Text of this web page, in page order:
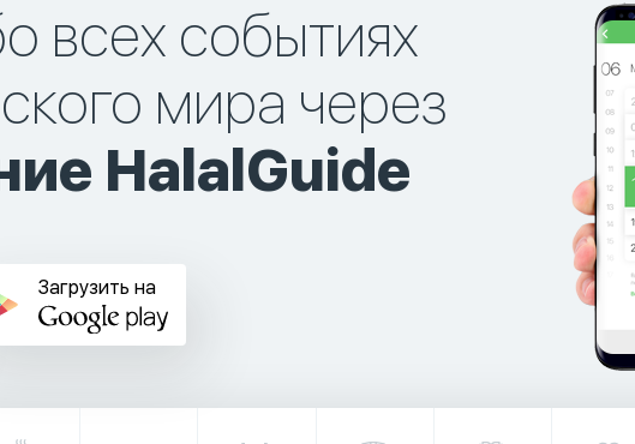
всех событиях
мира через
HalalGuide
Загрузить на